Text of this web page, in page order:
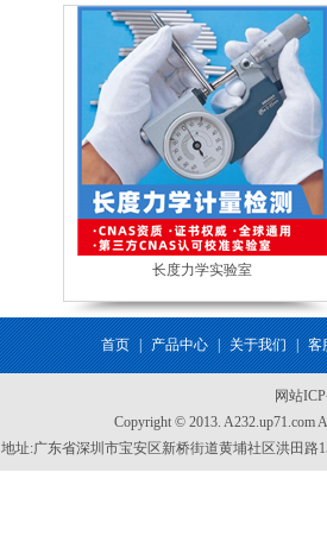
长度力学实验室
首页 | 产品中心 | 关于我们 | 客
网站
Copyright © 2013. A232.up71.com
地址:广东省深圳市宝安区新桥街道黄埔社区洪田路